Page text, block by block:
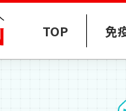
TOP 免
.ラクティス プラ